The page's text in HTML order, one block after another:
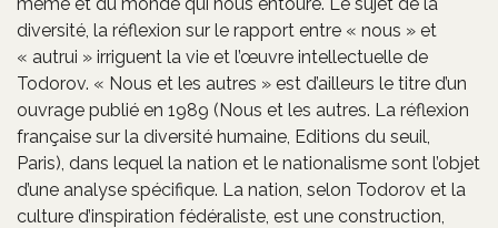
diversité, la réflexion sur le rapport entre « nous » et
« autrui » irriguent la vie et l’œuvre intellectuelle de
Todorov. « Nous et les autres » est d’ailleurs le titre d’un
ouvrage publié en 1989 (Nous et les autres. La réflexion
française sur la diversité humaine, Editions du seuil,
Paris), dans lequel la nation et le nationalisme sont l’objet
d’une analyse spécifique. La nation, selon Todorov et la
culture d’inspiration fédéraliste, est une construction,